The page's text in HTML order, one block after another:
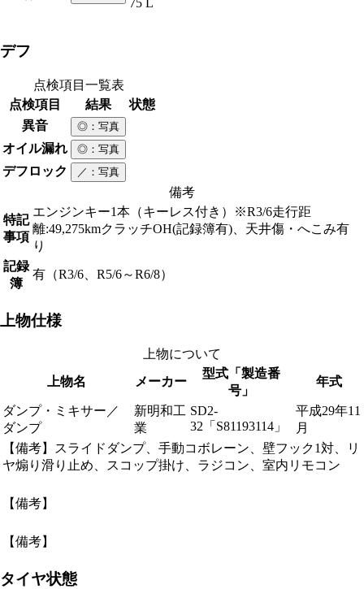
デフ
点検項目一覧表
点検項目
結果
状態
異音
◎ ：写真
オイル漏れ ◎ ：写真
デフロック ／ ：写真
備考
特記
事項
エンジンキー1本（キーレス付き）※R3/6走行距
離:49,275kmクラッチOH(記録簿有)、天井傷・へこみ有
り
記録
簿
有（R3/6、R5/6～R6/8）
上物仕様
上物について
上物名
メーカー
型式「製造番
号」
年式
ダンプ・ミキサー／
ダンプ
新明和工
業
SD2-
32「S81193114」
平成29年11
月
【備考】スライドダンプ、手動コボレーン、壁フック1対、リ
ヤ煽り滑り止め、スコップ掛け、ラジコン、室内リモコン
【備考】
【備考】
タイヤ状態